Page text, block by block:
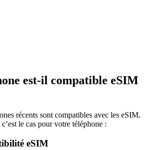
est-il compatible eSIM
récents sont compatibles avec les eSIM.
le cas pour votre téléphone :
eSIM